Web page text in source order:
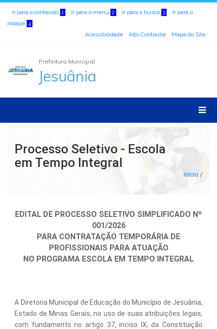
Ir para o conteúdo 1 Ir para o menu 2 Ir para a busca 3
Ir para o
rodapé 4
Acessibilidade Alto Contraste Mapa do Site
Prefeitura Municipal
Jesuânia
Processo Seletivo - Escola
em Tempo Integral
Início /
EDITAL DE PROCESSO SELETIVO SIMPLIFICADO Nº
001/2026
PARA CONTRATAÇÃO TEMPORÁRIA DE
PROFISSIONAIS PARA ATUAÇÃO
NO PROGRAMA ESCOLA EM TEMPO INTEGRAL
A Diretoria Municipal de Educação do Município de Jesuânia,
Estado de Minas Gerais, no uso de suas atribuições legais,
com fundamento no artigo 37, inciso IX, da Constituição